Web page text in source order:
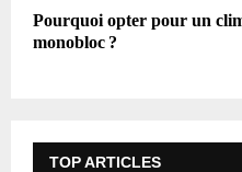
Pourquoi opter pour un
monobloc ?
TOP ARTICLES